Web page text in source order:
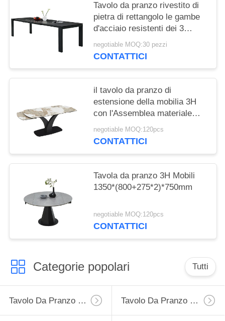
Tavolo da pranzo rivestito di
pietra di rettangolo le gambe
d'acciaio resistenti dei 3
tester
negotiable MOQ:30 pezzi
CONTATTICI
il tavolo da pranzo di
estensione della mobilia 3H
con l'Assemblea materiale
ceramica ha richiesto
negotiable MOQ:120pcs
CONTATTICI
Tavola da pranzo 3H Mobili
1350*(800+275*2)*750mm
negotiable MOQ:120pcs
CONTATTICI
Categorie popolari Tutti
Tavolo Da Pranzo Di Estensione Tavolo Da Pranzo Fisso